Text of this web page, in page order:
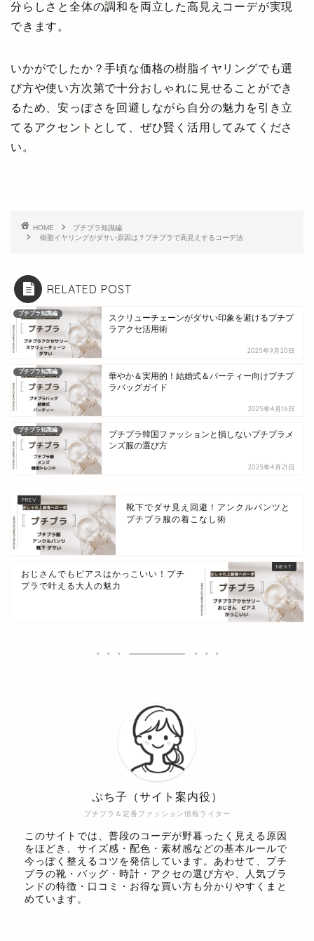
分らしさと全体の調和を両立した高見えコーデが実現
できます。
いかがでしたか？手頃な価格の樹脂イヤリングでも選
び方や使い方次第で十分おしゃれに見せることができ
るため、安っぽさを回避しながら自分の魅力を引き立
てるアクセントとして、ぜひ賢く活用してみてくださ
い。
HOME
プチプラ知識編
樹脂イヤリングがダサい原因は？プチプラで高見えするコーデ法
RELATED POST
プチプラ知識編
スクリューチェーンがダサい印象を避けるプチプ
ラアクセ活用術
2025年9月20日
プチプラ知識編
華やか＆実用的！結婚式＆パーティー向けプチプ
ラバッグガイド
2025年4月16日
プチプラ知識編
プチプラ韓国ファッションと損しないプチプラメ
ンズ服の選び方
2025年4月21日
靴下でダサ見え回避！アンクルパンツと
プチプラ服の着こなし術
おじさんでもピアスはかっこいい！プチ
プラで叶える大人の魅力
プチプラ＆定番ファッション情報ライター
ぷち子（サイト案内役）
このサイトでは、普段のコーデが野暮ったく見える原因
をほどき、サイズ感・配色・素材感などの基本ルールで
今っぽく整えるコツを発信しています。あわせて、プチ
プラの靴・バッグ・時計・アクセの選び方や、人気ブラ
ンドの特徴・口コミ・お得な買い方も分かりやすくまと
めています。